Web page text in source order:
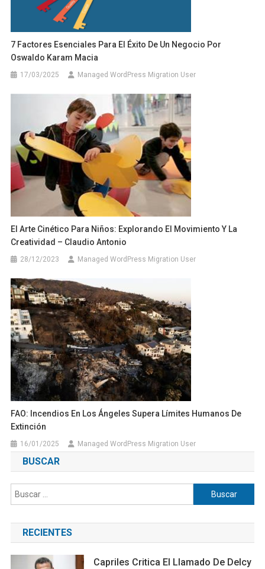
7 Factores Esenciales Para El Éxito De Un Negocio Por
Oswaldo Karam Macia
17/03/2025 Managed WordPress Migration User
El Arte Cinético Para Niños: Explorando El Movimiento Y La
Creatividad – Claudio Antonio
28/12/2023 Managed WordPress Migration User
FAO: Incendios En Los Ángeles Supera Límites Humanos De
Extinción
16/01/2025 Managed WordPress Migration User
BUSCAR
Buscar:
RECIENTES
Capriles Critica El Llamado De Delcy